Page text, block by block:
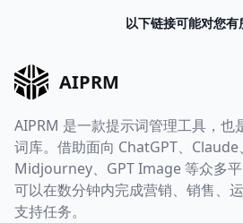
以下链接可能对您有
AIPRM
AIPRM 是一款提示词管理工具，也
词库。借助面向 ChatGPT、Claude
Midjourney、GPT Image 等众多
可以在数分钟内完成营销、销售、
支持任务。